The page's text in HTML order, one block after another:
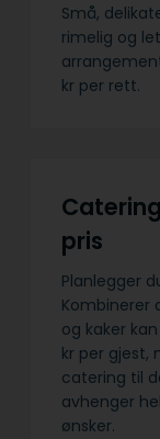
Små,
rimelig og
kr per rett.
pris
Planlegger
Kombinerer
og kaker
kr per gjest,
catering til
avhenger
ønsker.